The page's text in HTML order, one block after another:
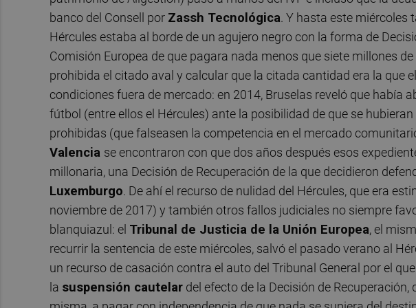
banco del Consell por Zassh Tecnológica. Y hasta este miércoles
Hércules estaba al borde de un agujero negro con la forma de
Comisión Europea de que pagara nada menos que siete millones
prohibida el citado aval y calcular que la citada cantidad era la que
condiciones fuera de mercado: en 2014, Bruselas reveló que había
fútbol (entre ellos el Hércules) ante la posibilidad de que se
prohibidas (que falseasen la competencia en el mercado
Valencia se encontraron con que dos años después esos
millonaria, una Decisión de Recuperación de la que decidieron
Luxemburgo. De ahí el recurso de nulidad del Hércules, que era
noviembre de 2017) y también otros fallos judiciales no siempre
blanquiazul: el Tribunal de Justicia de la Unión Europea, el
recurrir la sentencia de este miércoles, salvó el pasado verano al
un recurso de casación contra el auto del Tribunal General por el
la suspensión cautelar del efecto de la Decisión de